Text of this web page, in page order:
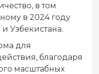
в том
в 2024 году
Узбекистана.
для
благодаря
масштабных